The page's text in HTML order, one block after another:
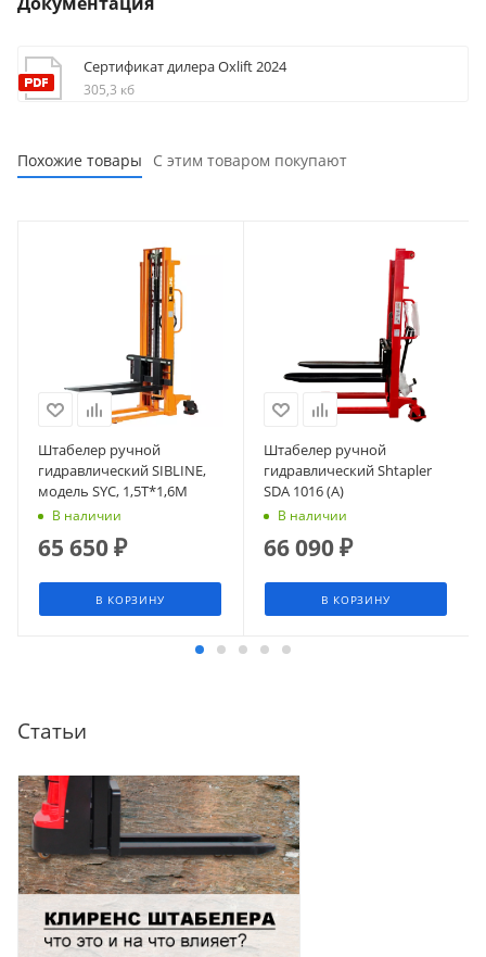
Сертификат дилера Oxlift 2024
305,3 кб
Похожие товары С этим товаром покупают
Штабелер ручной
гидравлический SIBLINE,
модель SYC, 1,5Т*1,6М
В наличии
65 650₽
В КОРЗИНУ
Штабелер ручной
гидравлический Shtapler
SDA 1016 (A)
В наличии
66 090₽
В КОРЗИНУ
Статьи